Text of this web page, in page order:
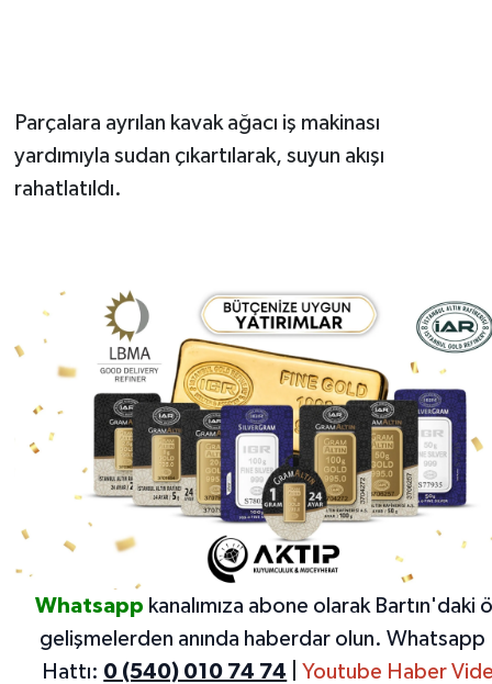
Parçalara ayrılan kavak ağacı iş makinası
yardımıyla sudan çıkartılarak, suyun akışı
rahatlatıldı.
Whatsapp kanalımıza abone olarak Bartın'daki
gelişmelerden anında haberdar olun. Whatsapp
Hattı: 0 (540) 010 74 74 |Youtube Haber